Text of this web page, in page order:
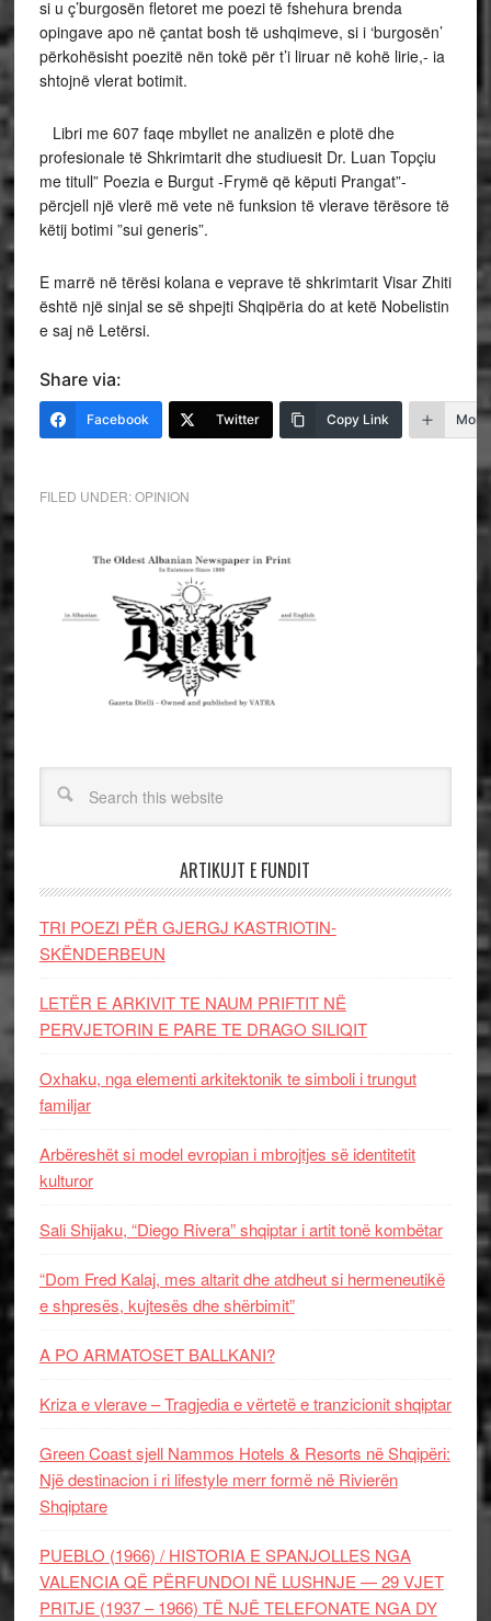
si u ç’burgosën fletoret me poezi të fshehura brenda
opingave apo në çantat bosh të ushqimeve, si i ‘burgosën’
përkohësisht poezitë nën tokë për t’i liruar në kohë lirie,- ia
shtojnë vlerat botimit.
Libri me 607 faqe mbyllet ne analizën e plotë dhe
profesionale të Shkrimtarit dhe studiuesit Dr. Luan Topçiu
me titull” Poezia e Burgut -Frymë që këputi Prangat”-
përcjell një vlerë më vete në funksion të vlerave tërësore të
këtij botimi ”sui generis”.
E marrë në tërësi kolana e veprave të shkrimtarit Visar Zhiti
është një sinjal se së shpejti Shqipëria do at ketë Nobelistin
e saj në Letërsi.
Share via:
Facebook Twitter Copy Link More
FILED UNDER:OPINION
ARTIKUJT E FUNDIT
TRI POEZI PËR GJERGJ KASTRIOTIN-
SKËNDERBEUN
LETËR E ARKIVIT TE NAUM PRIFTIT NË
PERVJETORIN E PARE TE DRAGO SILIQIT
Oxhaku, nga elementi arkitektonik te simboli i trungut
familjar
Arbëreshët si model evropian i mbrojtjes së identitetit
kulturor
Sali Shijaku, “Diego Rivera” shqiptar i artit tonë kombëtar
“Dom Fred Kalaj, mes altarit dhe atdheut si hermeneutikë
e shpresës, kujtesës dhe shërbimit”
A PO ARMATOSET BALLKANI?
Kriza e vlerave – Tragjedia e vërtetë e tranzicionit shqiptar
Green Coast sjell Nammos Hotels & Resorts në Shqipëri:
Një destinacion i ri lifestyle merr formë në Rivierën
Shqiptare
PUEBLO (1966) / HISTORIA E SPANJOLLES NGA
VALENCIA QË PËRFUNDOI NË LUSHNJE — 29 VJET
PRITJE (1937 – 1966) TË NJË TELEFONATE NGA DY